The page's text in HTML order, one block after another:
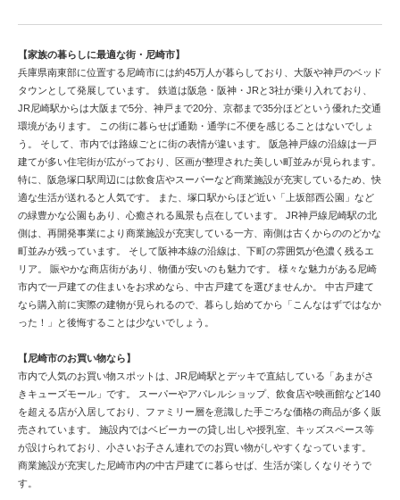
【家族の暮らしに最適な街・尼崎市】
兵庫県南東部に位置する尼崎市には約45万人が暮らしており、大阪や神戸のベッド
タウンとして発展しています。 鉄道は阪急・阪神・JRと3社が乗り入れており、
JR尼崎駅からは大阪まで5分、神戸まで20分、京都まで35分ほどという優れた交通
環境があります。 この街に暮らせば通勤・通学に不便を感じることはないでしょ
う。 そして、市内では路線ごとに街の表情が違います。 阪急神戸線の沿線は一戸
建てが多い住宅街が広がっており、区画が整理された美しい町並みが見られます。
特に、阪急塚口駅周辺には飲食店やスーパーなど商業施設が充実しているため、快
適な生活が送れると人気です。 また、塚口駅からほど近い「上坂部西公園」など
の緑豊かな公園もあり、心癒される風景も点在しています。 JR神戸線尼崎駅の北
側は、再開発事業により商業施設が充実している一方、南側は古くからののどかな
町並みが残っています。 そして阪神本線の沿線は、下町の雰囲気が色濃く残るエ
リア。 賑やかな商店街があり、物価が安いのも魅力です。 様々な魅力がある尼崎
市内で一戸建ての住まいをお求めなら、中古戸建てを選びませんか。 中古戸建て
なら購入前に実際の建物が見られるので、暮らし始めてから「こんなはずではなか
った！」と後悔することは少ないでしょう。
【尼崎市のお買い物なら】
市内で人気のお買い物スポットは、JR尼崎駅とデッキで直結している「あまがさ
きキューズモール」です。 スーパーやアパレルショップ、飲食店や映画館など140
を超える店が入居しており、ファミリー層を意識した手ごろな価格の商品が多く販
売されています。 施設内ではベビーカーの貸し出しや授乳室、キッズスペース等
が設けられており、小さいお子さん連れでのお買い物がしやすくなっています。
商業施設が充実した尼崎市内の中古戸建てに暮らせば、生活が楽しくなりそうで
す。